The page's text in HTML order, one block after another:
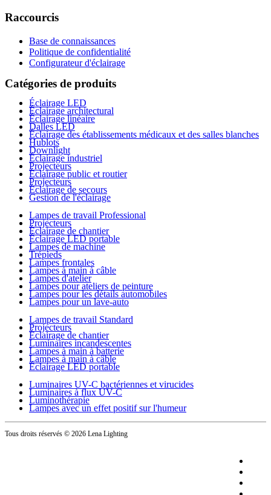
Raccourcis
Base de connaissances
Politique de confidentialité
Configurateur d'éclairage
Catégories de produits
Éclairage LED
Éclairage architectural
Éclairage linéaire
Dalles LED
Éclairage des établissements médicaux et des salles blanches
Hublots
Downlight
Éclairage industriel
Projecteurs
Éclairage public et routier
Projecteurs
Éclairage de secours
Gestion de l'éclairage
Lampes de travail Professional
Projecteurs
Éclairage de chantier
Éclairage LED portable
Lampes de machine
Trépieds
Lampes frontales
Lampes à main à câble
Lampes d'atelier
Lampes pour ateliers de peinture
Lampes pour les détails automobiles
Lampes pour un lave-auto
Lampes de travail Standard
Projecteurs
Éclairage de chantier
Luminaires incandescentes
Lampes à main à batterie
Lampes à main à câble
Éclairage LED portable
Luminaires UV-C bactériennes et virucides
Luminaires à flux UV-C
Luminothérapie
Lampes avec un effet positif sur l'humeur
Tous droits réservés © 2026 Lena Lighting